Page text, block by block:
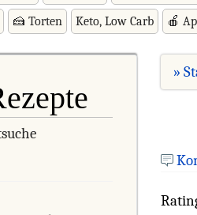
🍰 Torten Keto, Low Carb 🍎
»